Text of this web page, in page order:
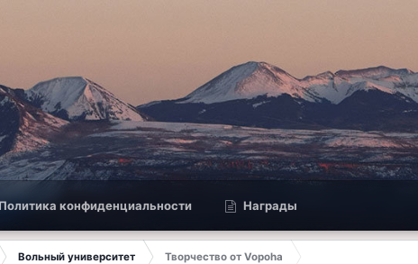
Политика конфиденциальности Награды
Вольный университет
Творчество от Vopoha